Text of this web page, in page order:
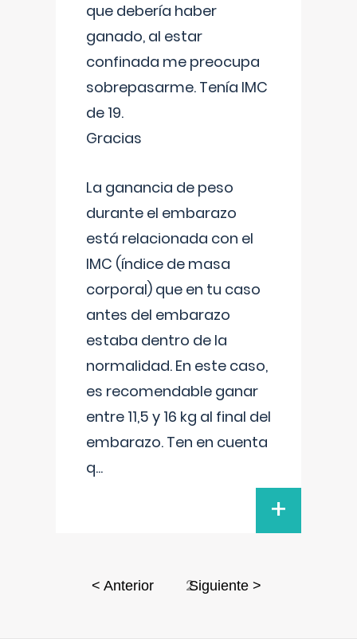
que debería haber
ganado, al estar
confinada me preocupa
sobrepasarme. Tenía IMC
de 19.
Gracias
La ganancia de peso
durante el embarazo
está relacionada con el
IMC (índice de masa
corporal) que en tu caso
antes del embarazo
estaba dentro de la
normalidad. En este caso,
es recomendable ganar
entre 11,5 y 16 kg al final del
embarazo. Ten en cuenta
q...
+
< Anterior 2Siguiente >